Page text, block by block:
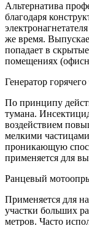
Альтернатива
благодаря
же время.
попадает в
помещениях
Генератор
По принципу
тумана.
воздействием
мелкими
проникающую
применяется для
Ранцевый
Применяется для
участки больших
метров. Часто